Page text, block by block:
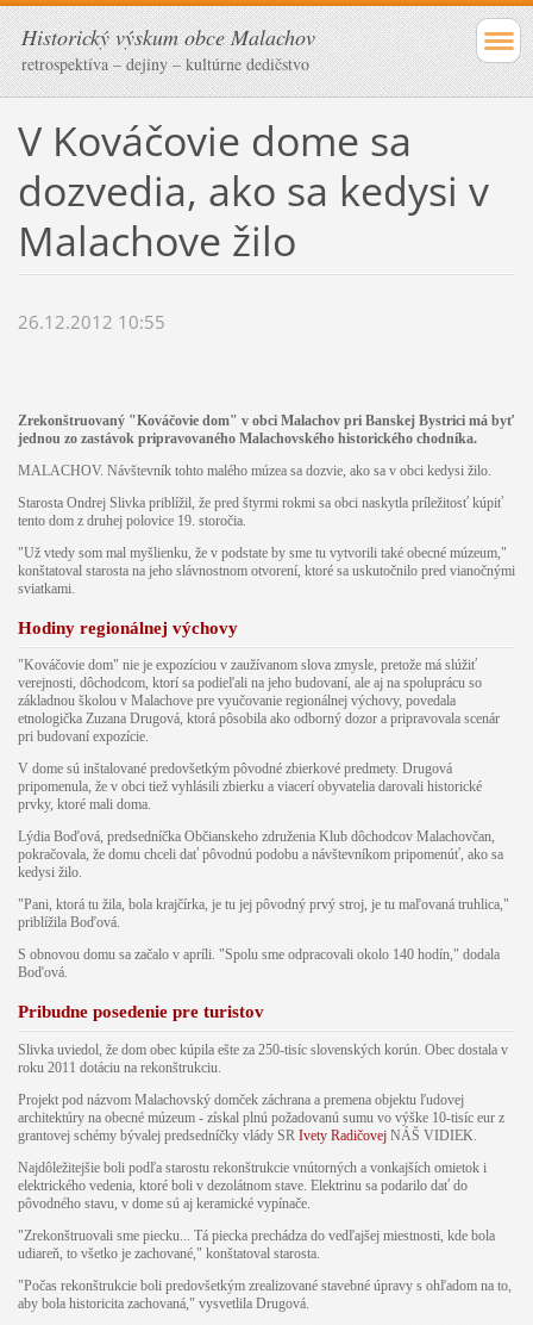
Historický výskum obce Malachov
retrospektíva – dejiny – kultúrne dedičstvo
V Kováčovie dome sa
dozvedia, ako sa kedysi v
Malachove žilo
26.12.2012 10:55
Zrekonštruovaný "Kováčovie dom" v obci Malachov pri Banskej Bystrici má byť
jednou zo zastávok pripravovaného Malachovského historického chodníka.
MALACHOV. Návštevník tohto malého múzea sa dozvie, ako sa v obci kedysi žilo.
Starosta Ondrej Slivka priblížil, že pred štyrmi rokmi sa obci naskytla príležitosť kúpiť
tento dom z druhej polovice 19. storočia.
"Už vtedy som mal myšlienku, že v podstate by sme tu vytvorili také obecné múzeum,"
konštatoval starosta na jeho slávnostnom otvorení, ktoré sa uskutočnilo pred vianočnými
sviatkami.
Hodiny regionálnej výchovy
"Kováčovie dom" nie je expozíciou v zaužívanom slova zmysle, pretože má slúžiť
verejnosti, dôchodcom, ktorí sa podieľali na jeho budovaní, ale aj na spoluprácu so
základnou školou v Malachove pre vyučovanie regionálnej výchovy, povedala
etnologička Zuzana Drugová, ktorá pôsobila ako odborný dozor a pripravovala scenár
pri budovaní expozície.
V dome sú inštalované predovšetkým pôvodné zbierkové predmety. Drugová
pripomenula, že v obci tiež vyhlásili zbierku a viacerí obyvatelia darovali historické
prvky, ktoré mali doma.
Lýdia Boďová, predsedníčka Občianskeho združenia Klub dôchodcov Malachovčan,
pokračovala, že domu chceli dať pôvodnú podobu a návštevníkom pripomenúť, ako sa
kedysi žilo.
"Pani, ktorá tu žila, bola krajčírka, je tu jej pôvodný prvý stroj, je tu maľovaná truhlica,"
priblížila Boďová.
S obnovou domu sa začalo v apríli. "Spolu sme odpracovali okolo 140 hodín," dodala
Boďová.
Pribudne posedenie pre turistov
Slivka uviedol, že dom obec kúpila ešte za 250-tisíc slovenských korún. Obec dostala v
roku 2011 dotáciu na rekonštrukciu.
Projekt pod názvom Malachovský domček záchrana a premena objektu ľudovej
architektúry na obecné múzeum - získal plnú požadovanú sumu vo výške 10-tisíc eur z
grantovej schémy bývalej predsedníčky vlády SR Ivety RadičovejNÁŠ VIDIEK.
Najdôležitejšie boli podľa starostu rekonštrukcie vnútorných a vonkajších omietok i
elektrického vedenia, ktoré boli v dezolátnom stave. Elektrinu sa podarilo dať do
pôvodného stavu, v dome sú aj keramické vypínače.
"Zrekonštruovali sme piecku... Tá piecka prechádza do vedľajšej miestnosti, kde bola
udiareň, to všetko je zachované," konštatoval starosta.
"Počas rekonštrukcie boli predovšetkým zrealizované stavebné úpravy s ohľadom na to,
aby bola historicita zachovaná," vysvetlila Drugová.